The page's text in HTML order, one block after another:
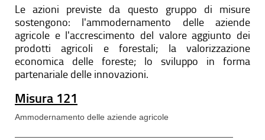
Le azioni previste da questo gruppo di misure
sostengono: l'ammodernamento delle aziende
agricole e l'accrescimento del valore aggiunto dei
prodotti agricoli e forestali; la valorizzazione
economica delle foreste; lo sviluppo in forma
partenariale delle innovazioni.
Misura 121
Ammodernamento delle aziende agricole